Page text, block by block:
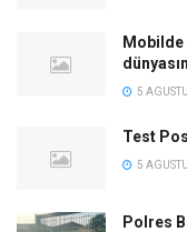
Mobilde
5
Test
5
Polres